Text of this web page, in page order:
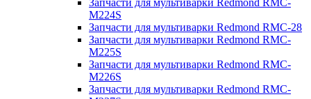
Запчасти для мультиварки Redmond RMC-
M224S
Запчасти для мультиварки Redmond RMC-28
Запчасти для мультиварки Redmond RMC-
M225S
Запчасти для мультиварки Redmond RMC-
M226S
Запчасти для мультиварки Redmond RMC-